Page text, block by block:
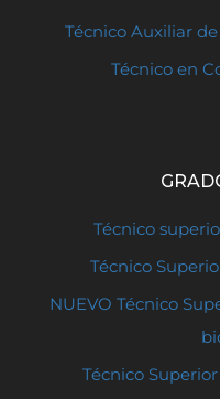
Técnico Auxiliar
Técnico en
Técnico
Técnico
NUEVO Técnico
Técnico